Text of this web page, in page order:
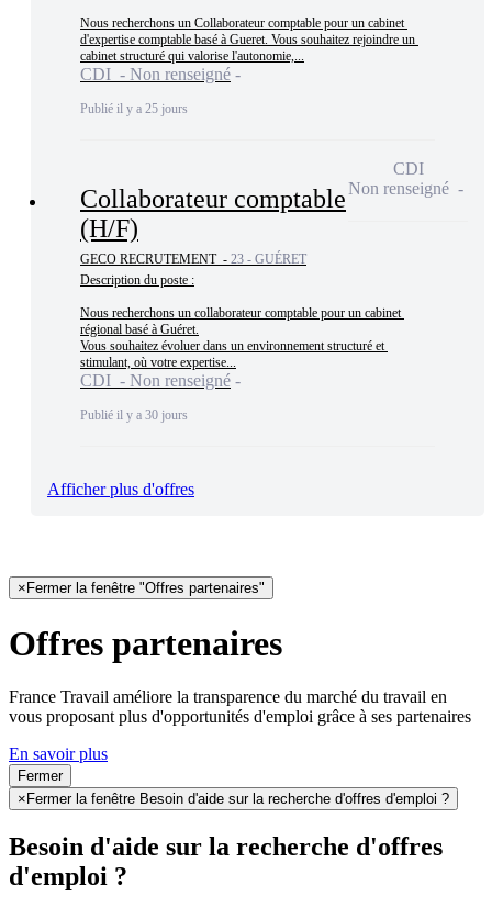
Nous recherchons un Collaborateur comptable pour un cabinet
d'expertise comptable basé à Gueret. Vous souhaitez rejoindre un
cabinet structuré qui valorise l'autonomie,...
CDI - Non renseigné
Publié il y a 25 jours
Collaborateur comptable
(H/F)
GECO RECRUTEMENT - 23 - GUÉRET
Description du poste :
Nous recherchons un collaborateur comptable pour un cabinet
régional basé à Guéret.
Vous souhaitez évoluer dans un environnement structuré et
stimulant, où votre expertise...
CDI - Non renseigné
Publié il y a 30 jours
CDI
Non renseigné
Afficher plus d'offres
× Fermer la fenêtre "Offres partenaires"
Offres partenaires
France Travail améliore la transparence du marché du travail en
vous proposant plus d'opportunités d'emploi grâce à ses partenaires
En savoir plus
Fermer
× Fermer la fenêtre Besoin d'aide sur la recherche d'offres d'emploi ?
Besoin d'aide sur la recherche d'offres
d'emploi ?